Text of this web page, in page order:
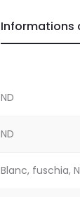
Informations
ND
ND
Blanc, fuschia,